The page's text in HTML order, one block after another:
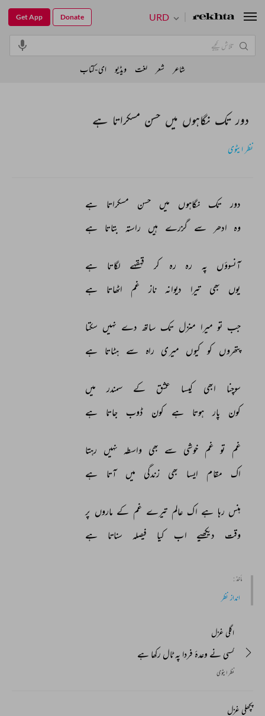
دور تک نگاہوں میں حسن مسکراتا ہے
نظر ایٹوی
دور تک نگاہوں میں حسن مسکراتا
ہے
وہ ادھر سے گزرے ہیں راستہ بتاتا ہے
آنسوؤں پہ رہ رہ کر قہقہے لگاتا
ہے
یوں
بھی تیرا دیوانہ ناز غم اٹھاتا ہے
جب تو میرا منزل تک ساتھ دے نہیں سکتا
پتھروں کو کیوں میری راہ سے ہٹاتا ہے
سوچنا ابھی کیسا عشق کے سمندر
میں
کون
پار ہوتا ہے کون ڈوب جاتا ہے
غم تو غم خوشی سے بھی واسطہ نہیں رہتا
اک
مقام ایسا بھی زندگی میں آتا ہے
ہنس رہا ہے اک عالم تیرے غم کے ماروں پر
وقت
دیکھیے اب کیا فیصلہ سناتا ہے
مأخذ :
انداز نظر
اگلی غزل
کسی نے وعدۂ فردا پہ ٹال رکھا ہے
نظر ایٹوی
پچھلی غزل
URD
Get App Donate
شاعر شعر لغت ویڈیو ای-کتاب